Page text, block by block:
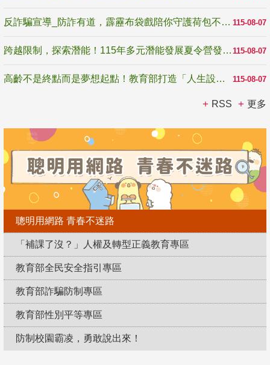
115-08-07
反詐騙宣導_防詐有道，霹靂布袋戲陪你守護荷包不受騙
115-08-07
跨越限制，探索潛能！115年多元潛能發展夏令營發掘生命無限可能
115-08-07
高齡不是終點而是夢想起點！教育部打造「人生設計夢工場」 參展第3屆高齡健康產業博覽會
RSS 更多
聰明用網路 青春不迷路
「補課了沒？」人權及轉型正義教育專區
教育部全民安全指引專區
教育部詐騙防制專區
教育部性別平等專區
防制校園霸凌，勇敢說出來！